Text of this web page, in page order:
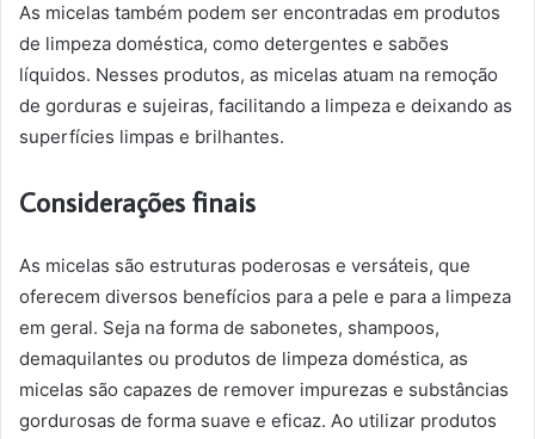
As micelas também podem ser encontradas em produtos
de limpeza doméstica, como detergentes e sabões
líquidos. Nesses produtos, as micelas atuam na remoção
de gorduras e sujeiras, facilitando a limpeza e deixando as
superfícies limpas e brilhantes.
Considerações finais
As micelas são estruturas poderosas e versáteis, que
oferecem diversos benefícios para a pele e para a limpeza
em geral. Seja na forma de sabonetes, shampoos,
demaquilantes ou produtos de limpeza doméstica, as
micelas são capazes de remover impurezas e substâncias
gordurosas de forma suave e eficaz. Ao utilizar produtos